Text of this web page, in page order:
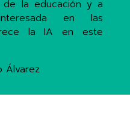
de la educación y a
en las
la IA en este
Álvarez